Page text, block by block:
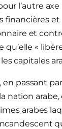
l’autre
financières
et
«
capitales
passant
nation arabe,
arabes